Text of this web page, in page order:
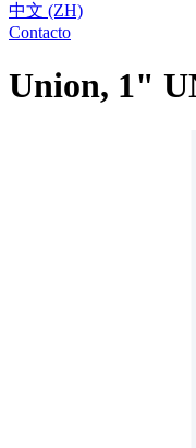
中文 (ZH)
Contacto
Union, 1"